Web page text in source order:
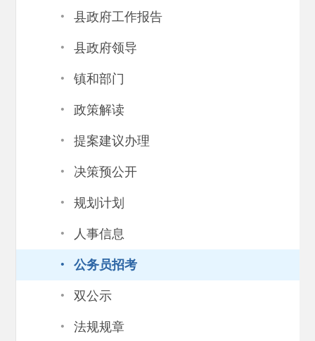
· 县政府工作报告
· 县政府领导
· 镇和部门
· 政策解读
· 提案建议办理
· 决策预公开
· 规划计划
· 人事信息
· 公务员招考
· 双公示
· 法规规章